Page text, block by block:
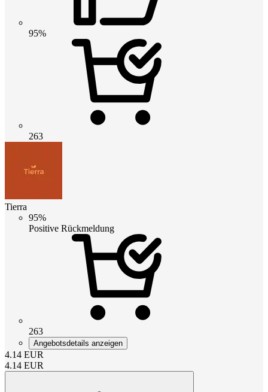
95%
263
Tierra
95%
Positive Rückmeldung
263
Angebotsdetails anzeigen
4.14 EUR
4.14 EUR